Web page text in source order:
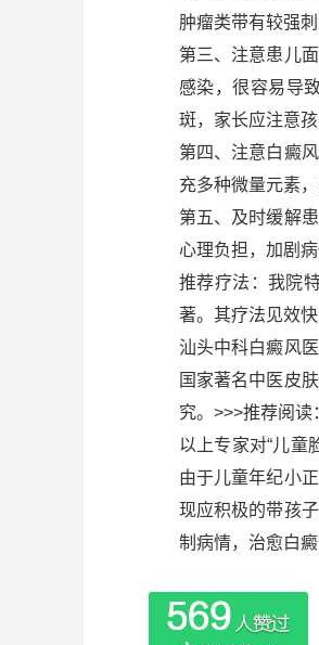
肿瘤类带有较强
第三、注意患儿
感染，很容易导
斑，家长应注意
第四、注意白癜
充多种微量元素
第五、及时缓解
心理负担，加剧病
推荐疗法：我院
著。其疗法见效
汕头中科白癜风
国家著名中医皮
究。>>>推荐阅读
以上专家对“儿童
由于儿童年纪小
现应积极的带孩
制病情，治愈白